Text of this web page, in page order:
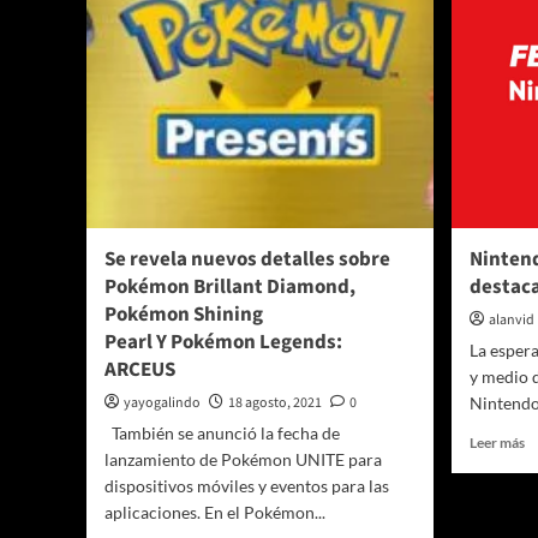
Se revela nuevos detalles sobre
Pokémon Brillant Diamond,
Pokémon Shining
Pearl Y Pokémon Legends:
ARCEUS
yayogalindo 18 agosto, 2021
0
También se anunció la fecha de
lanzamiento de Pokémon UNITE para
dispositivos móviles y eventos para las
aplicaciones. En el Pokémon...
alanvid
La
y medio
Leer más